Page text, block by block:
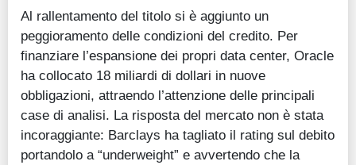
Al rallentamento del titolo si è aggiunto un
peggioramento delle condizioni del credito. Per
finanziare l’espansione dei propri data center, Oracle
ha collocato 18 miliardi di dollari in nuove
obbligazioni, attraendo l’attenzione delle principali
case di analisi. La risposta del mercato non è stata
incoraggiante: Barclays ha tagliato il rating sul debito
portandolo a “underweight” e avvertendo che la